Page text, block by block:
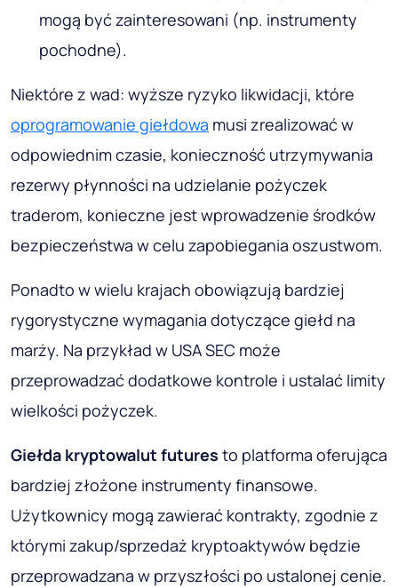
mogą być zainteresowani (np. instrumenty
pochodne).
Niektóre z wad: wyższe ryzyko likwidacji, które
oprogramowanie giełdowa musi zrealizować w
odpowiednim czasie, konieczność utrzymywania
rezerwy płynności na udzielanie pożyczek
traderom, konieczne jest wprowadzenie środków
bezpieczeństwa w celu zapobiegania oszustwom.
Ponadto w wielu krajach obowiązują bardziej
rygorystyczne wymagania dotyczące giełd na
marży. Na przykład w USA SEC może
przeprowadzać dodatkowe kontrole i ustalać limity
wielkości pożyczek.
Giełda kryptowalut futures to platforma oferująca
bardziej złożone instrumenty finansowe.
Użytkownicy mogą zawierać kontrakty, zgodnie z
którymi zakup/sprzedaż kryptoaktywów będzie
przeprowadzana w przyszłości po ustalonej cenie.